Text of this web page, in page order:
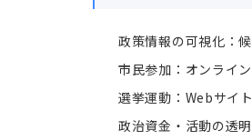
政策情報の可視化：
市民参加：オンライ
選挙運動：Webサイ
政治資金・活動の透